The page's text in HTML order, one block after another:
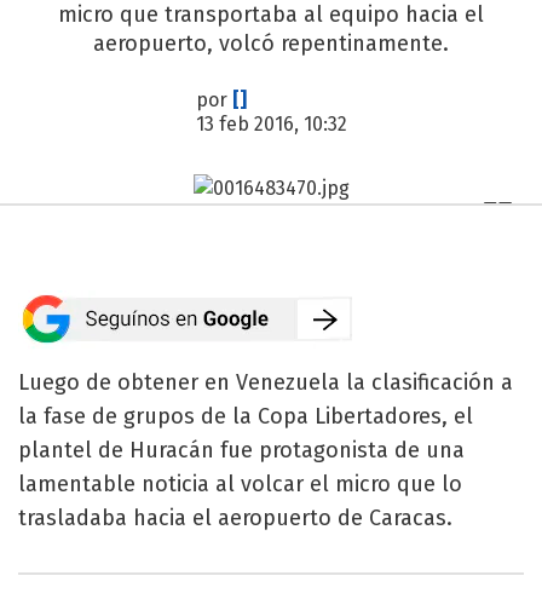
micro que transportaba al equipo hacia el
aeropuerto, volcó repentinamente.
por []
13 feb 2016, 10:32
Luego de obtener en Venezuela la clasificación a
la fase de grupos de la Copa Libertadores, el
plantel de Huracán fue protagonista de una
lamentable noticia al volcar el micro que lo
trasladaba hacia el aeropuerto de Caracas.